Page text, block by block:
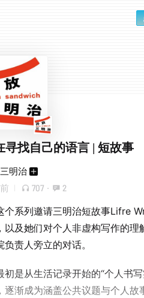
寻找自己的语言 | 短故事
明治
707 · 2
个系列邀请三明治短故事Lifre
及她们对个人非虚构写作的理
责人旁立的对话。
是从生活记录开始的“个人书写
渐成为涵盖公共议题与个人故